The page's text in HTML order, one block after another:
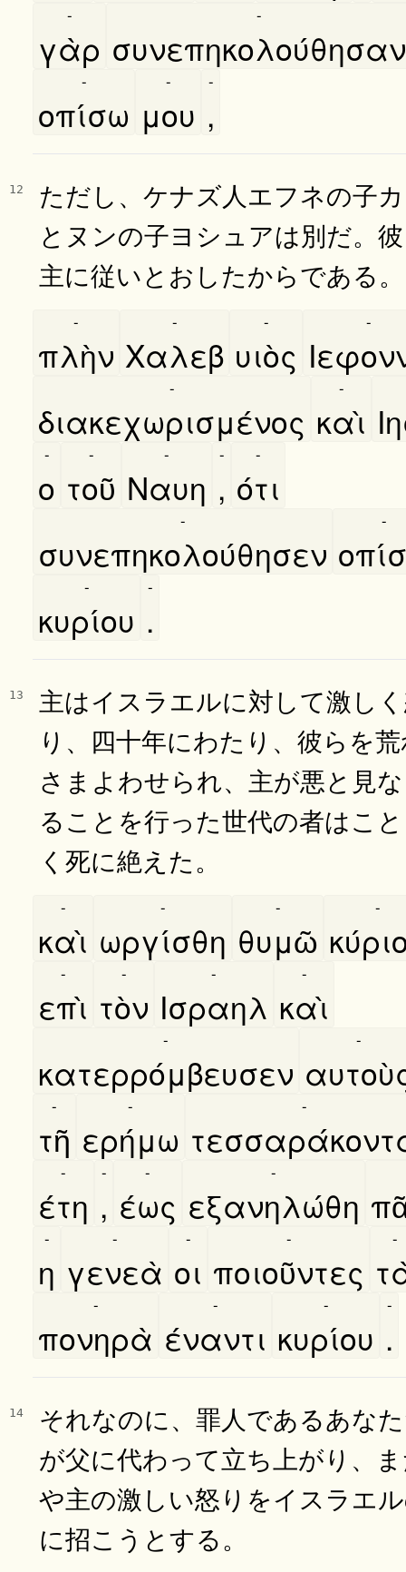
γὰρ
-
συνεπηκολούθησαν
-
οπίσω
-
μου
-
,
-
12
ただし、ケナズ人エフネの子
とヌンの子ヨシュアは別だ。
主に従いとおしたからである
πλὴν
-
Χαλεβ
-
υιὸς
- -
διακεχωρισμένος
-
καὶ
-
ο
-
τοῦ
-
Ναυη
-
,
-
ότι
-
συνεπηκολούθησεν
- -
κυρίου
-
.
-
13
主はイスラエルに対して激し
り、四十年にわたり、彼らを
さまよわせられ、主が悪と見
ることを行った世代の者はこ
く死に絶えた。
καὶ
-
ωργίσθη
-
θυμῶ
- -
επὶ
-
τὸν
-
Ισραηλ
-
καὶ
-
κατερρόμβευσεν
- -
τῆ
-
ερήμω
- -
έτη
-
,
-
έως
-
εξανηλώθη
-
η
-
γενεὰ
-
οι
-
ποιοῦντες
- -
πονηρὰ
-
έναντι
-
κυρίου
-
.
-
14
それなのに、罪人であるあな
が父に代わって立ち上がり、
や主の激しい怒りをイスラエ
に招こうとする。